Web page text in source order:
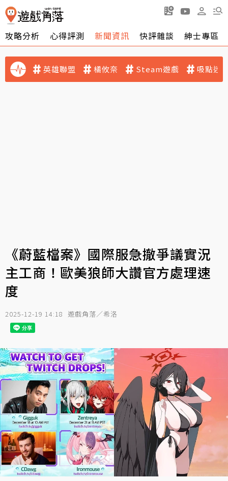
攻略分析 心得評測 新聞資訊 快評雜談 紳士專區
英雄聯盟 橘攸奈 Steam遊戲 吸點迷
《蔚藍檔案》國際服急撤爭議實況
主工商！歐美狼師大讚官方處理速
度
2025-12-19 14:18 遊戲角落／希洛